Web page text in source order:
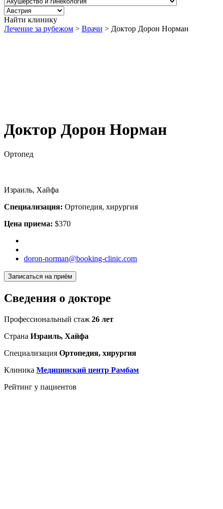
Найти клинику
Лечение за рубежом > Врачи > Доктор Дорон Норман
Доктор Дорон Норман
Ортопед
Израиль, Хайфа
Специализация: Ортопедия, хирургия
Цена приема: $370
doron-norman@booking-clinic.com
Записаться на приём
Сведения о докторе
Профессиональный стаж 26 лет
Страна Израиль, Хайфа
Специализация Ортопедия, хирургия
Клиника Медицинский центр Рамбам
Рейтинг у пациентов